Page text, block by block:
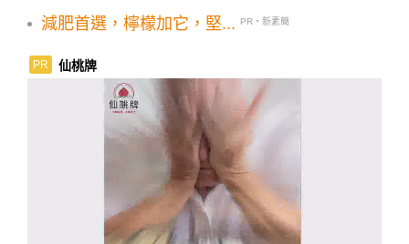
減肥首選，檸檬加它，堅... PR・新素簡
PR 仙桃牌